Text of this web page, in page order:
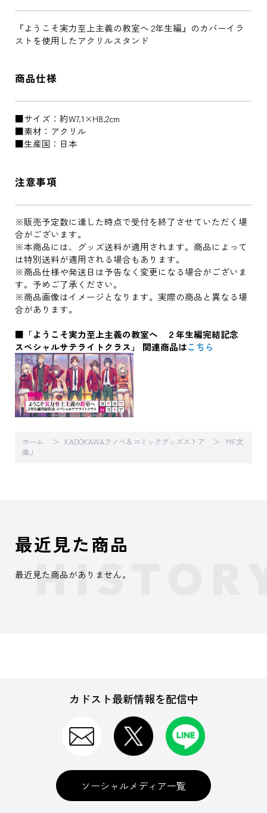
『ようこそ実力至上主義の教室へ 2年生編』のカバーイラ
ストを使用したアクリルスタンド
商品仕様
■サイズ：約W7.1×H8.2cm
■素材：アクリル
■生産国：日本
注意事項
※販売予定数に達した時点で受付を終了させていただく場
合がございます。
※本商品には、グッズ送料が適用されます。商品によって
は特別送料が適用される場合もあります。
※商品仕様や発送日は予告なく変更になる場合がございま
す。予めご了承ください。
※商品画像はイメージとなります。実際の商品と異なる場
合があります。
■「ようこそ実力至上主義の教室へ ２年生編完結記念
スペシャルサテライトクラス」 関連商品はこちら
ホーム KADOKAWAラノベ＆コミックグッズストア
MF文
庫J
最近見た商品
最近見た商品がありません。
カドスト最新情報を配信中
ソーシャルメディア一覧